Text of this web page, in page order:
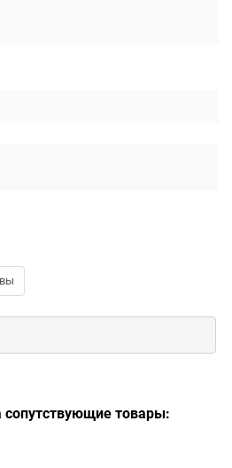
сопутствующие товары: